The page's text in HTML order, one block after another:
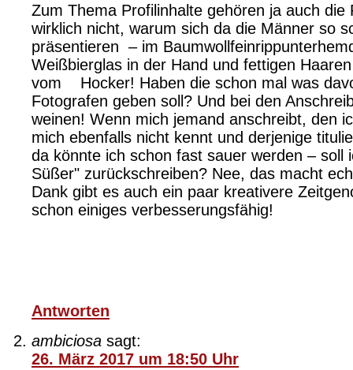
Zum Thema Profilinhalte gehören ja auch die
wirklich nicht, warum sich da die Männer so
präsentieren – im
Weißbierglas in der Hand und fettigen
vom Hocker! Haben die schon mal was
Fotografen geben soll? Und bei den
weinen! Wenn mich jemand anschreibt, den
mich ebenfalls nicht kennt und derjenige
da könnte ich schon fast sauer werden – soll
Süßer" zurückschreiben? Nee, das macht
Dank gibt es auch ein paar kreativere
schon einiges verbesserungsfähig!
Antworten
ambiciosa sagt:
26. März 2017 um 18:50 Uhr